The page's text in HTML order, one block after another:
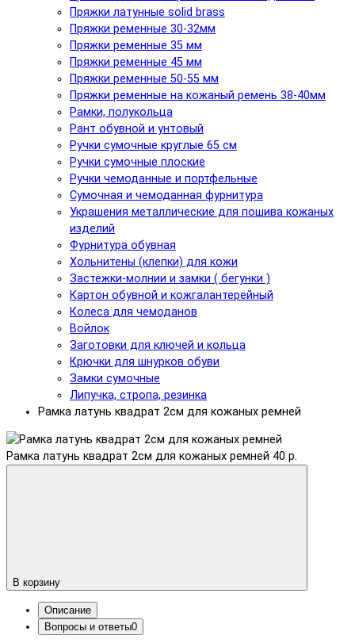
Пряжки латунные solid brass
Пряжки ременные 30-32мм
Пряжки ременные 35 мм
Пряжки ременные 45 мм
Пряжки ременные 50-55 мм
Пряжки ременные на кожаный ремень 38-40мм
Рамки, полукольца
Рант обувной и унтовый
Ручки сумочные круглые 65 см
Ручки сумочные плоские
Ручки чемоданные и портфельные
Сумочная и чемоданная фурнитура
Украшения металлические для пошива кожаных
изделий
Фурнитура обувная
Хольнитены (клепки) для кожи
Застежки-молнии и замки ( бегунки )
Картон обувной и кожгалантерейный
Колеса для чемоданов
Войлок
Заготовки для ключей и кольца
Крючки для шнурков обуви
Замки сумочные
Липучка, стропа, резинка
Рамка латунь квадрат 2см для кожаных ремней
Рамка латунь квадрат 2см для кожаных ремней 40 р.
В корзину
Описание
Вопросы и ответы0